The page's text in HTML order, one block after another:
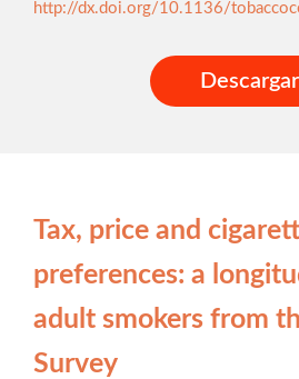
http://dx.doi.org/10.1136/
Descargar
Tax, price and
preferences: a
adult smokers from
Survey